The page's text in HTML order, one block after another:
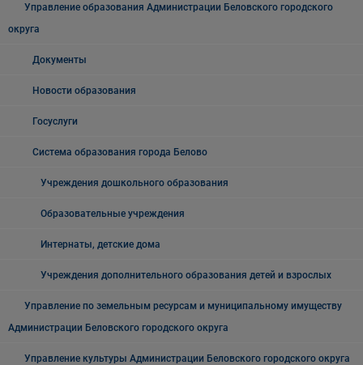
Управление образования Администрации Беловского городского
округа
Документы
Новости образования
Госуслуги
Система образования города Белово
Учреждения дошкольного образования
Образовательные учреждения
Интернаты, детские дома
Учреждения дополнительного образования детей и взрослых
Управление по земельным ресурсам и муниципальному имуществу
Администрации Беловского городского округа
Управление культуры Администрации Беловского городского округа